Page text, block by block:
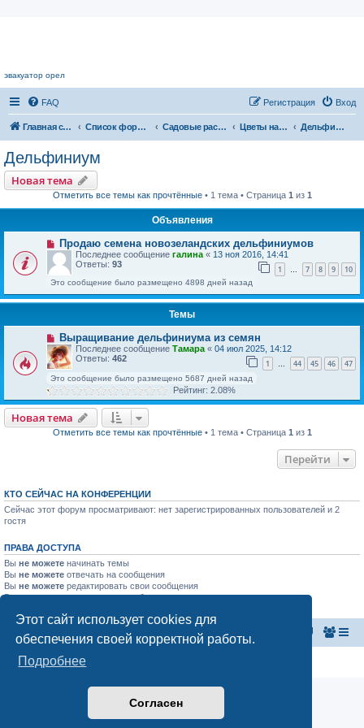
Этот сайт использует cookies для
обеспечения своей корректной работы.
Подробнее
Согласен
эвакуатор орел
FAQ Вход
Регистрация
Главная страница Список форумов Садовые растения Цветы нашего сада Дельфиниум
Дельфиниум
Новая тема
Отметить все темы как прочтённые• 1 тема • Страница 1 из 1
Объявления
Продаю семена новозеландских дельфиниумов
Последнее сообщение галина « 13 ноя 2016, 14:41
Ответы: 93 1 … 7 8 9 10
Это сообщение было размещено 4898 дней назад
Темы
Выращивание дельфиниума из семян
Последнее сообщение Тамара « 04 июл 2025, 14:12
Ответы: 462 1 … 44 45 46 47
Это сообщение было размещено 5687 дней назад
Рейтинг: 2.08%
Новая тема
Отметить все темы как прочтённые• 1 тема • Страница 1 из 1
Перейти
КТО СЕЙЧАС НА КОНФЕРЕНЦИИ
Сейчас этот форум просматривают: нет зарегистрированных пользователей и 2
гостя
ПРАВА ДОСТУПА
Вы не можете начинать темы
Вы не можете отвечать на сообщения
Вы не можете редактировать свои сообщения
Выне можетеудалять свои сообщения
Главная страница Список форумов